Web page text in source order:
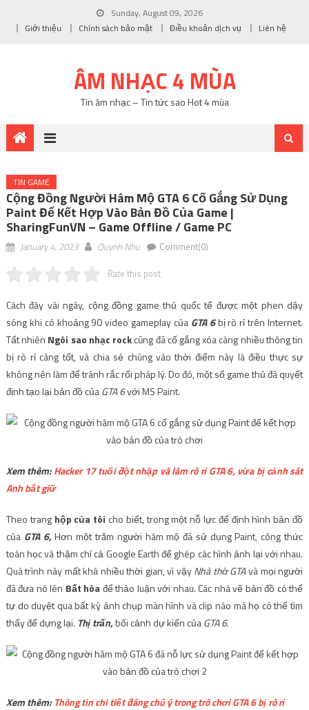
Sunday, August 09, 2026
Giới thiệu
Chính sách bảo mật Điều khoản dịch vụ Liên hệ
ÂM NHẠC 4 MÙA
Tin âm nhạc – Tin tức sao Hot 4 mùa
TIN GAME
Cộng Đồng Người Hâm Mộ GTA 6 Cố Gắng Sử Dụng
Paint Để Kết Hợp Vào Bản Đồ Của Game |
SharingFunVN – Game Offline / Game PC
January 4, 2023 Quynh Nhu Comment(0)
Rate this post
Cách đây vài ngày, cộng đồng game thủ quốc tế được một phen dậy
sóng khi có khoảng 90 video gameplay của GTA 6bị rò rỉ trên Internet.
Tất nhiên Ngôi sao nhạc rockcũng đã cố gắng xóa càng nhiều thông tin
bị rò rỉ càng tốt, và chia sẻ chúng vào thời điểm này là điều thực sự
không nên làm để tránh rắc rối pháp lý. Do đó, một số game thủ đã quyết
định tạo lại bản đồ củaGTA 6với MS Paint.
Xem thêm:Hacker 17 tuổi đột nhập và làm rò rỉ GTA 6, vừa bị cảnh sát
Anh bắt giữ
Theo trang hộp của tôi cho biết, trong một nỗ lực để định hình bản đồ
của GTA 6,Hơn một trăm người hâm mộ đã sử dụng Paint, công thức
toán học và thậm chí cả Google Earth để ghép các hình ảnh lại với nhau.
Quá trình này mất khá nhiều thời gian, vì vậyNhà thờ GTAvà mọi người
đã đưa nó lên Bất hòađể thảo luận với nhau. Các nhà vẽ bản đồ có thể
tự do duyệt qua bất kỳ ảnh chụp màn hình và clip nào mà họ có thể tìm
thấy để dựng lại. Thị trấn,bối cảnh dự kiến ​​củaGTA 6.
Xem thêm:Thông tin chi tiết đáng chú ý trong trò chơi GTA 6 bị rò rỉ